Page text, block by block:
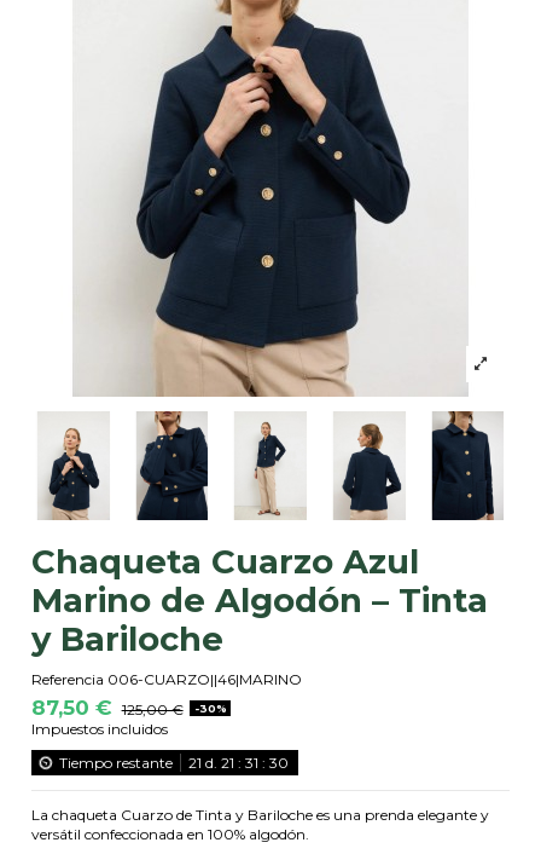
Chaqueta Cuarzo Azul
Marino de Algodón – Tinta
y Bariloche
Referencia 006-CUARZO||46|MARINO
87,50 € 125,00 € -30%
Impuestos incluidos
Tiempo restante
21 d. 21 :31 :29
La chaqueta Cuarzo de Tinta y Bariloche es una prenda elegante y
versátil confeccionada en 100% algodón.